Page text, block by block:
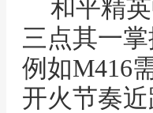
和平精
三点其一
例如M416
开火节奏